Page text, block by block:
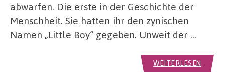
abwarfen. Die erste in der Geschichte der
Menschheit. Sie hatten ihr den zynischen
Namen „Little Boy“ gegeben. Unweit der …
WEITERLESEN